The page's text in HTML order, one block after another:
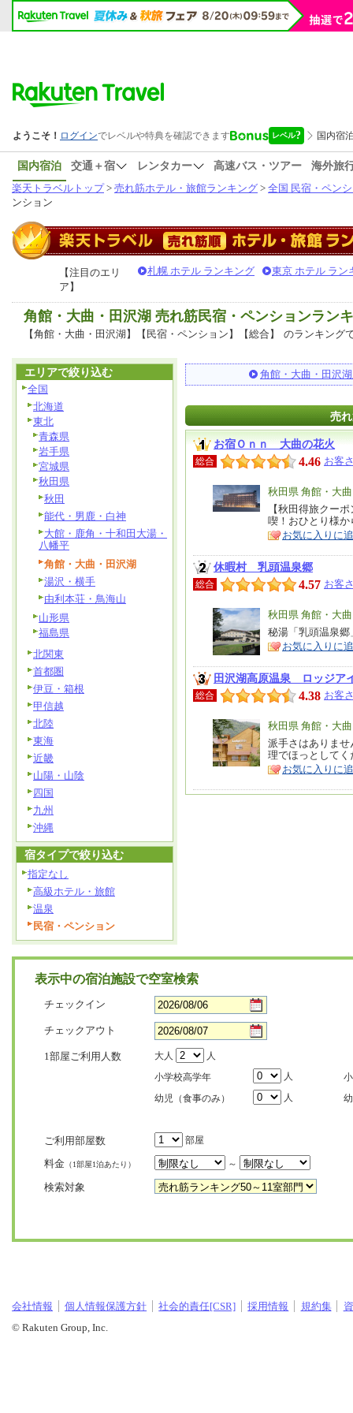
国内宿泊 交通＋宿 レンタカー 高速バス・ツアー
海外旅
楽天トラベルトップ> 売れ筋ホテル・旅館ランキング > 全国 民宿・ペン
ンション
【注目のエリ
ア】
札幌 ホテル ランキング 東京 ホテル ラン
角館・大曲・田沢湖 売れ筋民宿・ペンションラン
【角館・大曲・田沢湖】【民宿・ペンション】【総合】 のランキング
角館・大曲・田沢湖
売
お宿Ｏｎｎ 大曲の花火
総合 4.46 お客
エ
リ
ア
秋田県 角館・大
特
徴
【秋田得旅クー
喫！おひとり様
お気に入りに
休暇村 乳頭温泉郷
総合 4.57 お客
エ
リ
ア
秋田県 角館・大
特
徴
秘湯「乳頭温泉
お気に入りに
田沢湖高原温泉 ロッジア
総合 4.38 お客
エ
リ
ア
秋田県 角館・大
特
徴
派手さはありま
理でほっとしてく
お気に入りに
エリアで絞り込む
全国
北海道
東北
青森県
岩手県
宮城県
秋田県
秋田
能代・男鹿・白神
大館・鹿角・十和田大湯・
八幡平
角館・大曲・田沢湖
湯沢・横手
由利本荘・鳥海山
山形県
福島県
北関東
首都圏
伊豆・箱根
甲信越
北陸
東海
近畿
山陽・山陰
四国
九州
沖縄
宿タイプで絞り込む
指定なし
高級ホテル・旅館
温泉
民宿・ペンション
表示中の宿泊施設で空室検索
チェックイン
チェックアウト
1部屋ご利用人数 大人
人
小学校高学年
人
幼児（食事のみ）
人
ご利用部屋数 部屋
料金 （1部屋1泊あたり） ～
検索対象
会社情報 個人情報保護方針 社会的責任[CSR] 採用情報 規約集
© Rakuten Group, Inc.